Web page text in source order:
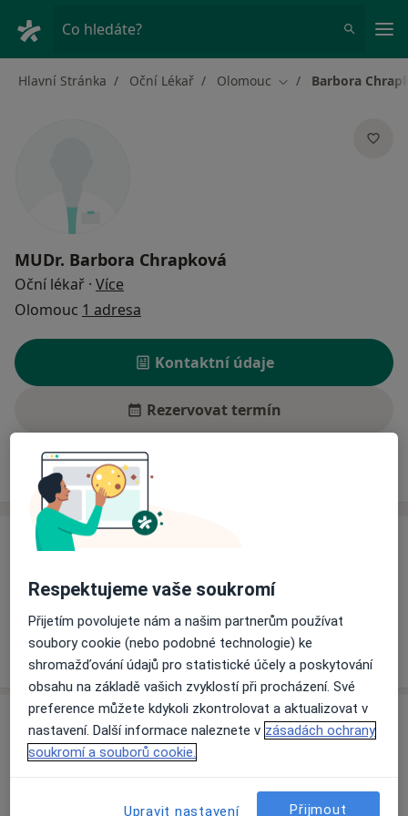
Co hledáte?
Hlavní Stránka Oční Lékař Olomouc Změna města
Barbora
MUDr. Barbora Chrapková
Oční lékař · Více
Olomouc 1 adresa
Kontaktní údaje
Rezervovat termín
Ceník Adresy
Ceník
Informace o službách a cenách nejsou k dispozici
Tento specialista ještě nepřidával žádné informace o
svých službách.
Adresa
oční klinika fakultní nemocnice Olomouc
779 00
Respektujeme vaše soukromí
Přijetím povolujete nám a našim partnerům používat
soubory cookie (nebo podobné technologie) ke
shromažďování údajů pro statistické účely a poskytování
obsahu na základě vašich zvyklostí při procházení. Své
preference můžete kdykoli zkontrolovat a aktualizovat v
nastavení. Další informace naleznete v zásadách ochrany
soukromí a souborů cookie.
Upravit nastavení Přijmout